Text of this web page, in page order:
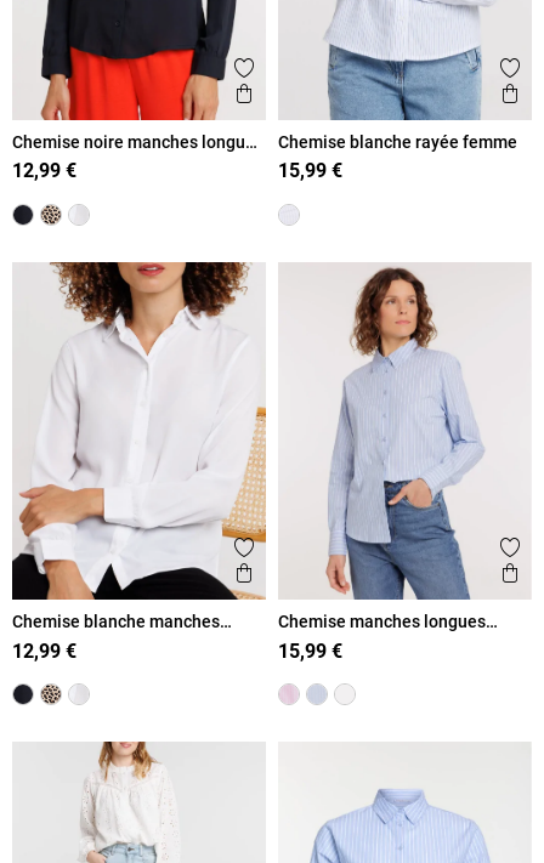
Ajouter aux favoris
Aperçu rapide
Chemise noire manches longues
femme
12,99 €
Chemise blanche rayée femme
15,99 €
Ajouter aux favoris
Aperçu rapide
Chemise blanche manches
longues femme
12,99 €
Chemise manches longues
rayée femme
15,99 €